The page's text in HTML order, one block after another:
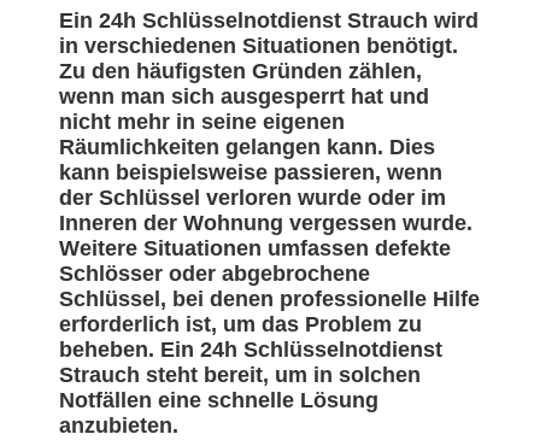
Ein 24h Schlüsselnotdienst Strauch wird
in verschiedenen Situationen benötigt.
Zu den häufigsten Gründen zählen,
wenn man sich ausgesperrt hat und
nicht mehr in seine eigenen
Räumlichkeiten gelangen kann. Dies
kann beispielsweise passieren, wenn
der Schlüssel verloren wurde oder im
Inneren der Wohnung vergessen wurde.
Weitere Situationen umfassen defekte
Schlösser oder abgebrochene
Schlüssel, bei denen professionelle Hilfe
erforderlich ist, um das Problem zu
beheben. Ein 24h Schlüsselnotdienst
Strauch steht bereit, um in solchen
Notfällen eine schnelle Lösung
anzubieten.